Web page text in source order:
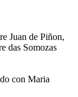
Juan de Piñon,
das Somozas
con Maria